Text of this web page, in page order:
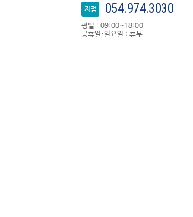
지점 054.974.3030
평일 : 09:00~18:00
공휴일·일요일 : 휴무